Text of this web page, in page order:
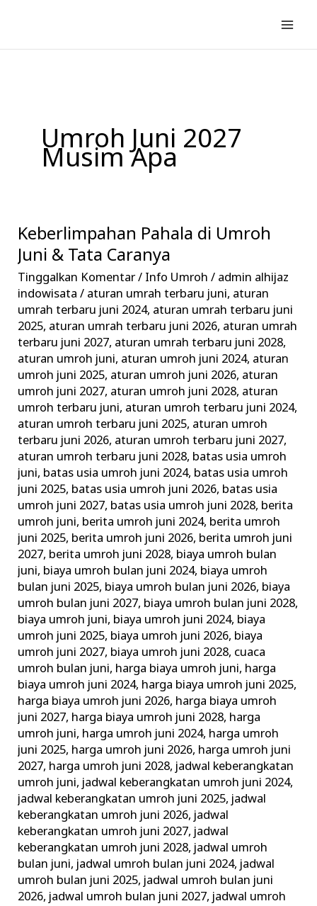
konten
Umroh Juni 2027
Musim Apa
Keberlimpahan Pahala di Umroh
Juni & Tata Caranya
Tinggalkan Komentar/ Info Umroh / admin alhijaz
indowisata/ aturan umrah terbaru juni, aturan
umrah terbaru juni 2024, aturan umrah terbaru juni
2025, aturan umrah terbaru juni 2026, aturan umrah
terbaru juni 2027, aturan umrah terbaru juni 2028,
aturan umroh juni, aturan umroh juni 2024, aturan
umroh juni 2025, aturan umroh juni 2026, aturan
umroh juni 2027, aturan umroh juni 2028, aturan
umroh terbaru juni, aturan umroh terbaru juni 2024,
aturan umroh terbaru juni 2025, aturan umroh
terbaru juni 2026, aturan umroh terbaru juni 2027,
aturan umroh terbaru juni 2028, batas usia umroh
juni, batas usia umroh juni 2024, batas usia umroh
juni 2025, batas usia umroh juni 2026, batas usia
umroh juni 2027, batas usia umroh juni 2028, berita
umroh juni, berita umroh juni 2024, berita umroh
juni 2025, berita umroh juni 2026, berita umroh juni
2027, berita umroh juni 2028, biaya umroh bulan
juni, biaya umroh bulan juni 2024, biaya umroh
bulan juni 2025, biaya umroh bulan juni 2026, biaya
umroh bulan juni 2027, biaya umroh bulan juni 2028,
biaya umroh juni, biaya umroh juni 2024, biaya
umroh juni 2025, biaya umroh juni 2026, biaya
umroh juni 2027, biaya umroh juni 2028, cuaca
umroh bulan juni, harga biaya umroh juni, harga
biaya umroh juni 2024, harga biaya umroh juni 2025,
harga biaya umroh juni 2026, harga biaya umroh
juni 2027, harga biaya umroh juni 2028, harga
umroh juni, harga umroh juni 2024, harga umroh
juni 2025, harga umroh juni 2026, harga umroh juni
2027, harga umroh juni 2028, jadwal keberangkatan
umroh juni, jadwal keberangkatan umroh juni 2024,
jadwal keberangkatan umroh juni 2025, jadwal
keberangkatan umroh juni 2026, jadwal
keberangkatan umroh juni 2027, jadwal
keberangkatan umroh juni 2028, jadwal umroh
bulan juni, jadwal umroh bulan juni 2024, jadwal
umroh bulan juni 2025, jadwal umroh bulan juni
2026, jadwal umroh bulan juni 2027, jadwal umroh
Keberlimpahan
Pahala
di
Umroh
Juni
&
Tata
Caranya